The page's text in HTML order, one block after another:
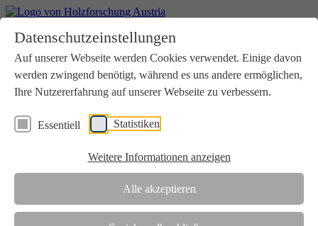
Datenschutzeinstellungen
Auf unserer Webseite werden Cookies verwendet. Einige davon
werden zwingend benötigt, während es uns andere ermöglichen,
Ihre Nutzererfahrung auf unserer Webseite zu verbessern.
Essentiell Statistiken
Weitere Informationen anzeigen
Alle akzeptieren
Aktuelles
Downloads
Kontakt
Login
Verein
Wir unterstützen die Interessen der Holzbranche in enger
Zusammenarbeit mit Wissenschaft und Wirtschaft.
Die Holzforschung Austria ist akkreditierte Prüf-, Inspektions- und